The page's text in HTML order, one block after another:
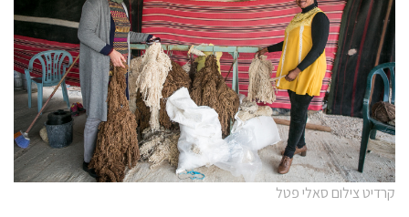
קרדיט צילום סאלי פטל